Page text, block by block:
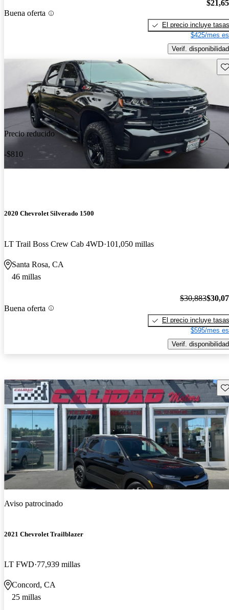
Buena oferta
El precio incluye tasas
$425/mes
Verif. disponibilidad
Precio reducido
-$810
2020 Chevrolet Silverado 1500
LT Trail Boss Crew Cab 4WD 101,050 millas
Santa Rosa, CA
46 millas
Buena oferta
$30,883
El precio incluye tasas
$595/mes
Verif. disponibilidad
Aviso patrocinado
2021 Chevrolet Trailblazer
LT FWD 77,939 millas
Concord, CA
25 millas